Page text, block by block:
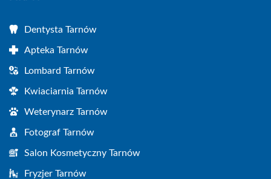
Dentysta Tarnów
Apteka Tarnów
Lombard Tarnów
Kwiaciarnia Tarnów
Weterynarz Tarnów
Fotograf Tarnów
Salon Kosmetyczny Tarnów
Fryzjer Tarnów